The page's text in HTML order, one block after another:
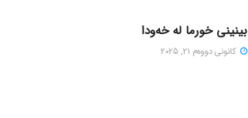
بینینی خورما لە خەودا
كانونی دووه‌م 21, 2025